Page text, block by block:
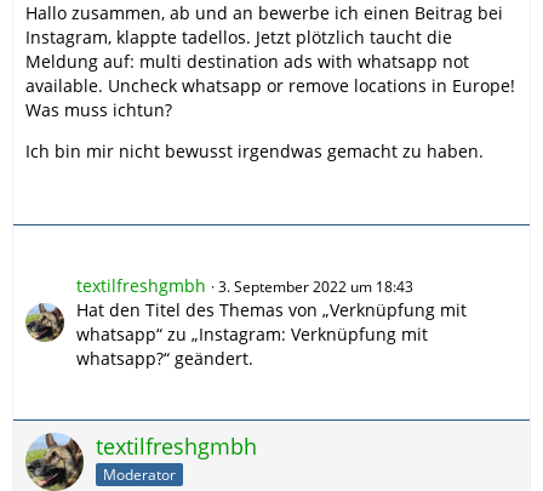
Hallo zusammen, ab und an bewerbe ich einen Beitrag bei
Instagram, klappte tadellos. Jetzt plötzlich taucht die
Meldung auf: multi destination ads with whatsapp not
available. Uncheck whatsapp or remove locations in Europe!
Was muss ichtun?
Ich bin mir nicht bewusst irgendwas gemacht zu haben.
textilfreshgmbh 3. September 2022 um 18:43
Hat den Titel des Themas von „Verknüpfung mit
whatsapp“ zu „Instagram: Verknüpfung mit
whatsapp?“ geändert.
textilfreshgmbh
Moderator